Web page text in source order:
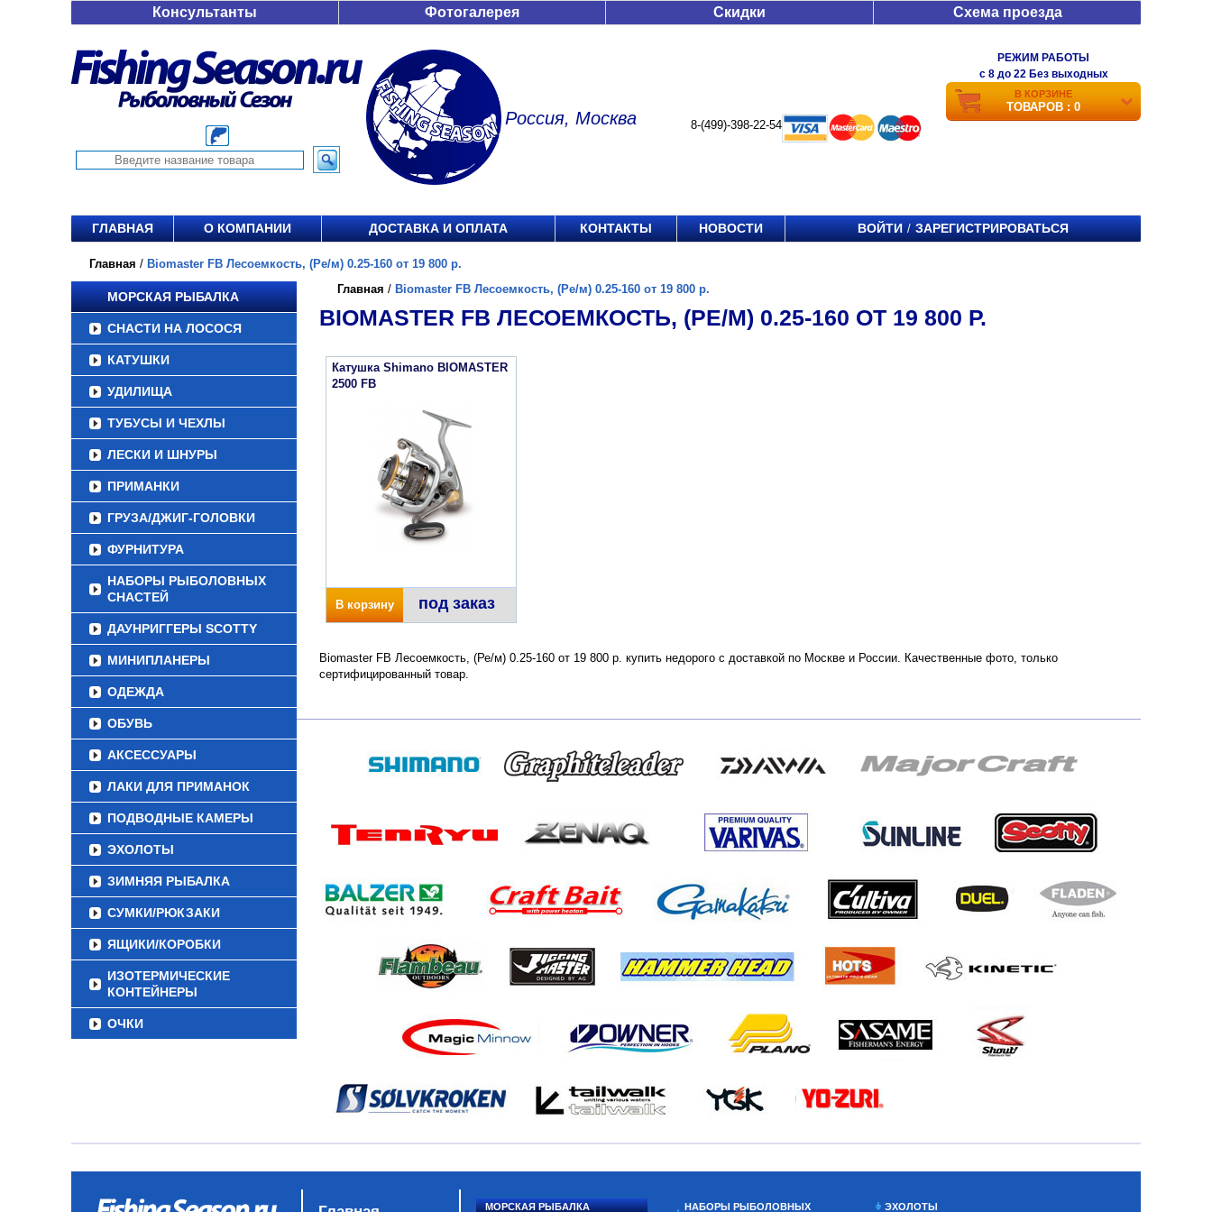
Консультанты Фотогалерея Скидки Схема проезда
Россия, Москва 8-(499)-398-22-54
РЕЖИМ РАБОТЫ
c 8 до 22 Без выходных
В КОРЗИНЕ
ТОВАРОВ : 0
ГЛАВНАЯ О КОМПАНИИ ДОСТАВКА И ОПЛАТА КОНТАКТЫ НОВОСТИ ВОЙТИ / ЗАРЕГИСТРИРОВАТЬСЯ
Главная / Biomaster FB Лесоемкость, (Ре/м) 0.25-160 от 19 800 р.
МОРСКАЯ РЫБАЛКА
СНАСТИ НА ЛОСОСЯ
КАТУШКИ
УДИЛИЩА
ТУБУСЫ И ЧЕХЛЫ
ЛЕСКИ И ШНУРЫ
ПРИМАНКИ
ГРУЗА/ДЖИГ-ГОЛОВКИ
ФУРНИТУРА
НАБОРЫ РЫБОЛОВНЫХ
СНАСТЕЙ
ДАУНРИГГЕРЫ SCOTTY
МИНИПЛАНЕРЫ
ОДЕЖДА
ОБУВЬ
АКСЕССУАРЫ
ЛАКИ ДЛЯ ПРИМАНОК
ПОДВОДНЫЕ КАМЕРЫ
ЭХОЛОТЫ
ЗИМНЯЯ РЫБАЛКА
СУМКИ/РЮКЗАКИ
ЯЩИКИ/КОРОБКИ
ИЗОТЕРМИЧЕСКИЕ
КОНТЕЙНЕРЫ
ОЧКИ
Главная / Biomaster FB Лесоемкость, (Ре/м) 0.25-160 от 19 800 р.
BIOMASTER FB ЛЕСОЕМКОСТЬ, (РЕ/М) 0.25-160 ОТ 19 800 Р.
Катушка Shimano BIOMASTER
2500 FB
В корзину под заказ
Biomaster FB Лесоемкость, (Ре/м) 0.25-160 от 19 800 р. купить недорого с доставкой по Москве и России. Качественные фото, только
сертифицированный товар.
МОРСКАЯ РЫБАЛКА НАБОРЫ РЫБОЛОВНЫХ ЭХОЛОТЫ